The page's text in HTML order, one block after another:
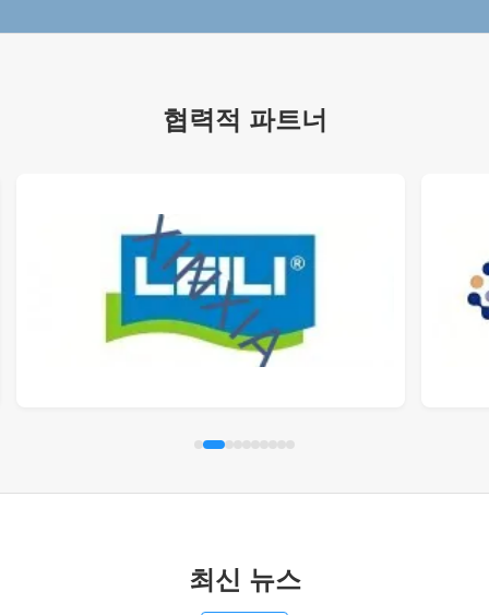
협력적 파트너
최신 뉴스